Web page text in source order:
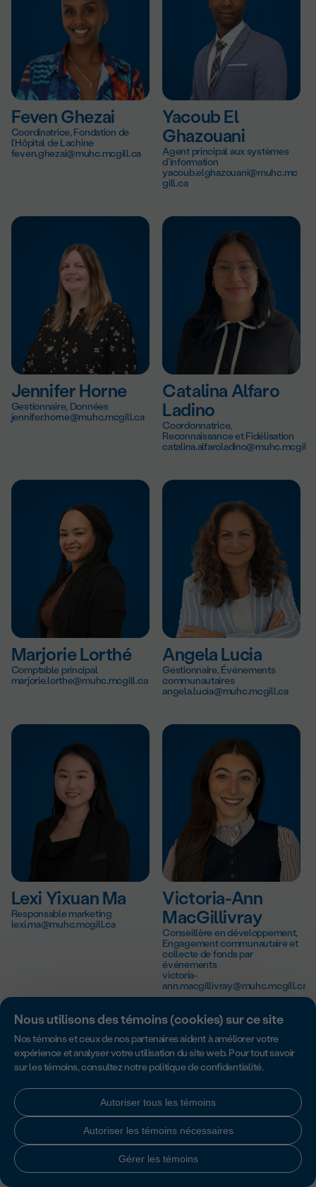
Feven Ghezai
Coordinatrice, Fondation de
l’Hôpital de Lachine
feven.ghezai@muhc.mcgill.ca
Yacoub El
Ghazouani
Agent principal aux systèmes
d’information
yacoub.elghazouani@muhc.mc
gill.ca
Jennifer Horne
Gestionnaire, Données
jennifer.horne@muhc.mcgill.ca
Catalina Alfaro
Ladino
Coordonnatrice,
Reconnaissance et Fidélisation
Marjorie Lorthé
Comptable principal
marjorie.lorthe@muhc.mcgill.ca
Angela Lucia
Gestionnaire, Événements
communautaires
angela.lucia@muhc.mcgill.ca
Lexi Yixuan Ma
Responsable marketing
lexi.ma@muhc.mcgill.ca
Victoria-Ann
MacGillivray
Conseillère en développement,
Engagement communautaire et
collecte de fonds par
événements
victoria-
ann.macgillivray@muhc.mcgill.ca
Faire un don
Nous utilisons des témoins (cookies) sur ce site
Nos témoins et ceux de nos partenaires aident à améliorer votre
expérience et analyser votre utilisation du site web. Pour tout savoir
sur les témoins, consultez notrepolitique de confidentialité.
Autoriser tous les témoins
Autoriser les témoins nécessaires
Gérer les témoins